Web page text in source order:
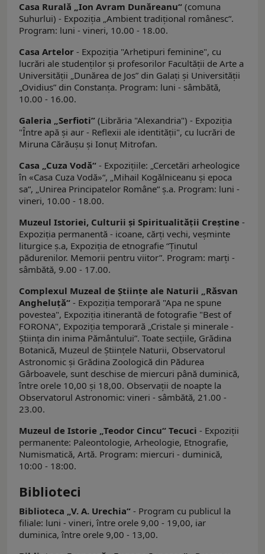
Casa Rurală „Ion Avram Dunăreanu“ (comuna
Suhurlui) - Expoziţia „Ambient tradiţional românesc“.
Program: luni - vineri, 10.00 - 18.00.
Casa Artelor - Expoziţia "Arhetipuri feminine", cu
lucrări ale studenţilor şi profesorilor Facultăţii de Arte a
Universităţii „Dunărea de Jos” din Galaţi şi Universităţii
„Ovidius” din Constanța. Program: luni - sâmbătă,
10.00 - 16.00.
Galeria „Serfioti” (Librăria "Alexandria") - Expoziția
"Între apă şi aur - Reflexii ale identității", cu lucrări de
Miruna Cărăuşu şi Ionuț Mitrofan.
Casa „Cuza Vodă“ - Expoziţiile: „Cercetări arheologice
în «Casa Cuza Vodă»“, „Mihail Kogălniceanu şi epoca
sa“, „Unirea Principatelor Române“ ş.a. Program: luni -
vineri, 10.00 - 18.00.
Muzeul Istoriei, Culturii şi Spiritualităţii Creştine -
Expoziţia permanentă - icoane, cărţi vechi, veşminte
liturgice ş.a, Expoziția de etnografie “Ținutul
pădurenilor. Memorii pentru viitor”. Program: marți -
sâmbătă, 9.00 - 17.00.
Complexul Muzeal de Ştiinţe ale Naturii „Răsvan
Angheluţă“ - Expoziţia temporară "Apa ne spune
povestea", Expoziția itinerantă de fotografie "Best of
FORONA", Expoziția temporară „Cristale și minerale -
Știința din inima Pământului”. Toate secţiile, Grădina
Botanică, Muzeul de Ştiinţele Naturii, Observatorul
Astronomic şi Grădina Zoologică din Pădurea
Gârboavele, sunt deschise de miercuri până duminică,
între orele 10,00 şi 18,00. Observații de noapte la
Observatorul Astronomic: vineri - sâmbătă, 21.00 -
23.00.
Muzeul de Istorie „Teodor Cincu“ Tecuci - Expoziţii
permanente: Paleontologie, Arheologie, Etnografie,
Numismatică, Artă. Program: miercuri - duminică,
10:00 - 18:00.
Biblioteci
Biblioteca „V. A. Urechia“ - Program cu publicul la
filiale: luni - vineri, între orele 9,00 - 19,00, iar
duminica, între orele 9,00 - 13,00.